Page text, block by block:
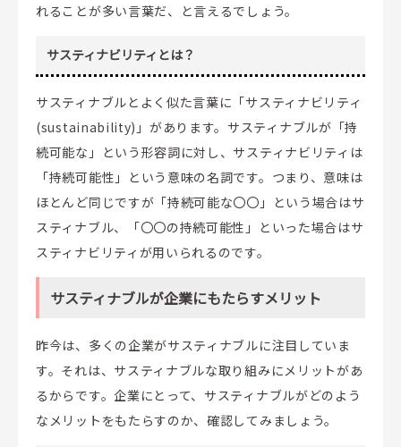
れることが多い言葉だ、と言えるでしょう。
サスティナビリティとは？
サスティナブルとよく似た言葉に「サスティナビリティ
(sustainability)」があります。サスティナブルが「持
続可能な」という形容詞に対し、サスティナビリティは
「持続可能性」という意味の名詞です。つまり、意味は
ほとんど同じですが「持続可能な〇〇」という場合はサ
スティナブル、「〇〇の持続可能性」といった場合はサ
スティナビリティが用いられるのです。
サスティナブルが企業にもたらすメリット
昨今は、多くの企業がサスティナブルに注目していま
す。それは、サスティナブルな取り組みにメリットがあ
るからです。企業にとって、サスティナブルがどのよう
なメリットをもたらすのか、確認してみましょう。